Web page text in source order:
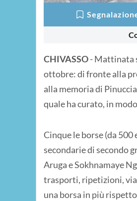
CHIVASSO- Mattinata
ottobre: di fronte alla
alla memoria di
quale ha curato, in
Cinque le borse (da
secondarie di secondo
Aruga e Sokhnamaye
trasporti, ripetizioni,
una borsa in più